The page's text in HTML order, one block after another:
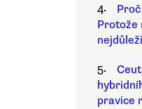
4.
Protože
5.
pravice